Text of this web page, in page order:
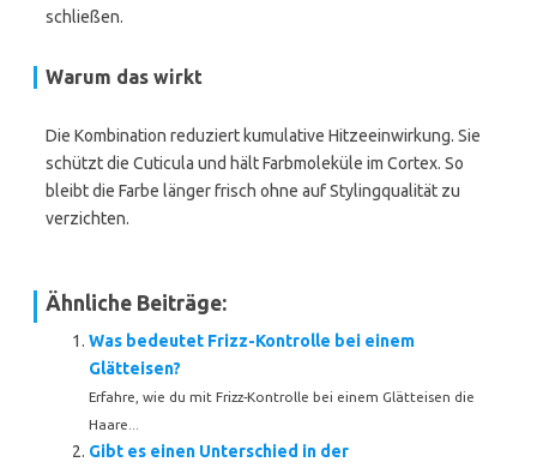
schließen.
Warum das wirkt
Die Kombination reduziert kumulative Hitzeeinwirkung. Sie
schützt die Cuticula und hält Farbmoleküle im Cortex. So
bleibt die Farbe länger frisch ohne auf Stylingqualität zu
verzichten.
Ähnliche Beiträge:
Was bedeutet Frizz-Kontrolle bei einem
Glätteisen?
Erfahre, wie du mit Frizz-Kontrolle bei einem Glätteisen die
Haare...
Gibt es einen Unterschied in der